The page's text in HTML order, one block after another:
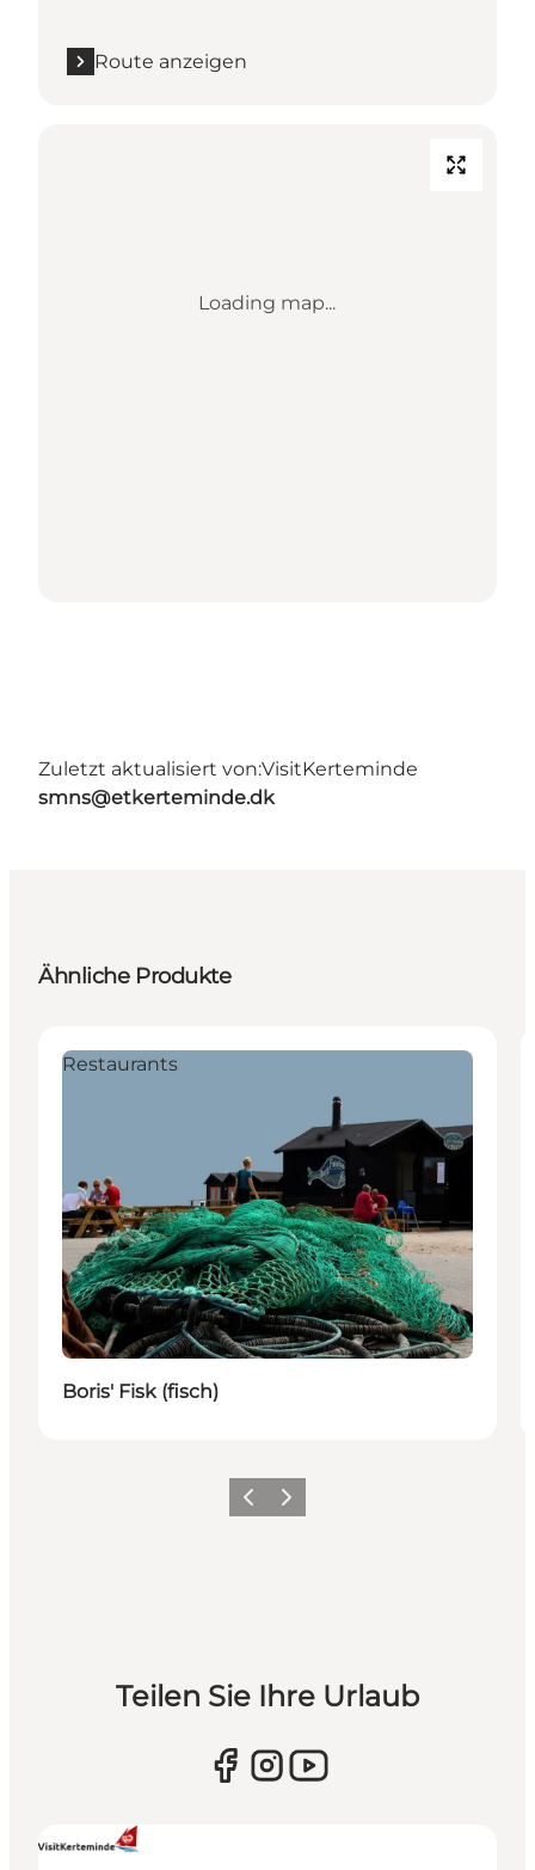
Route anzeigen
Loading map...
Zuletzt aktualisiert von:VisitKerteminde
smns@etkerteminde.dk
Ähnliche Produkte
Restaurants
Boris' Fisk (fisch)
ZurückWeiter
Teilen Sie Ihre Urlaub